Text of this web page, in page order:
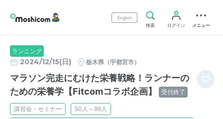
English
検索
ログイン メニュー
ランニング
2024/12/15(日) 栃木県（宇都宮市）
マラソン完走にむけた栄養戦略！ランナーの
ための栄養学【Fitcomコラボ企画】
受付終了
講習会・セミナー
50人～99人